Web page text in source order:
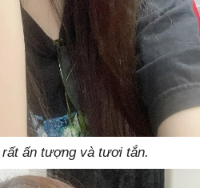
ấn tượng và tươi tắn.